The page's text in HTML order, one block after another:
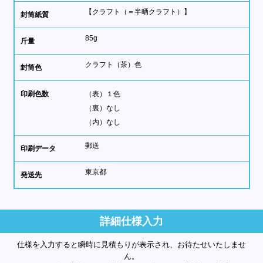
封筒紙質 【クラフト（＝半晒クラフト）】
斤量 85g
封筒色 クラフト（茶）色
印刷色数 （表）
１色
（裏） なし
（内） なし
印刷データ 郵送
発送先 東京都
詳細仕様入力
仕様を入力すると瞬時に見積もりが表示され、お待たせいたしませ
ん。